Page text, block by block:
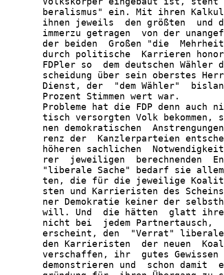
beralismus" ein. Mit ihren
ihnen jeweils  den größten  und
immerzu getragen  von der
der beiden  Großen "die
durch politische  Karrieren
FDPler so  dem deutschen Wähler
scheidung über sein oberstes
Dienst, der  "dem Wähler"
       Prozent Stimmen wert war.
Probleme hat die FDP denn auch
tisch versorgten Volk bekommen,
nen demokratischen
renz der  Kanzlerparteien
höheren sachlichen
rer  jeweiligen  berechnenden
"liberale Sache" bedarf sie
ten, die für die jeweilige
sten und Karrieristen des
ner Demokratie keiner der
will. Und  die hätten  glatt
nicht bei  jedem Partnertausch,
erscheint, den  "Verrat"
den Karrieristen  der neuen
verschaffen, ihr  gutes
demonstrieren und  schon damit